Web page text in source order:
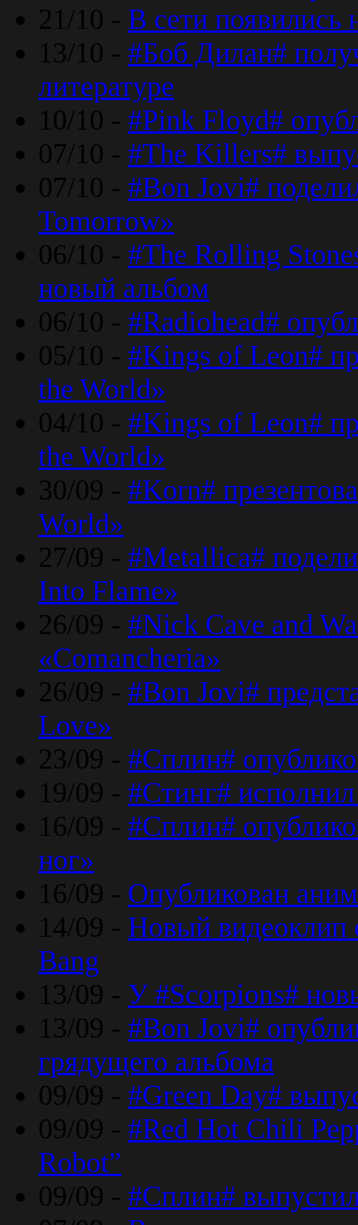
21/10 - В сети появились
13/10 - #Боб Дилан#
литературе
10/10 - #Pink Floyd#
07/10 - #The Killers#
07/10 - #Bon Jovi#
Tomorrow»
06/10 - #The Rolling
новый альбом
06/10 - #Radiohead#
05/10 - #Kings of Leon#
the World»
04/10 - #Kings of Leon#
the World»
30/09 - #Korn#
World»
27/09 - #Metallica#
Into Flame»
26/09 - #Nick Cave and
«Comancheria»
26/09 - #Bon Jovi#
Love»
23/09 - #Сплин#
19/09 - #Стинг#
16/09 - #Сплин#
ног»
16/09 - Опубликован
14/09 - Новый видеоклип
Bang
13/09 - У #Scorpions#
13/09 - #Bon Jovi#
грядущего альбома
09/09 - #Green Day#
09/09 - #Red Hot Chili
Robot”
09/09 - #Сплин#